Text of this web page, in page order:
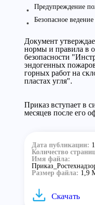
Предупреждение
Безопасное
Документ
нормы и правила в
безопасности
эндогенных
горных работ на
пластах угля".
Приказ вступает в
месяцев после его
Дата публикации:
Количество
Имя файла:
Размер файла: 1,9
Скачать